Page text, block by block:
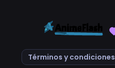
Términos y condiciones